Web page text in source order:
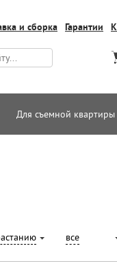
и сборка Гарантии
Для съемной квартиры
все